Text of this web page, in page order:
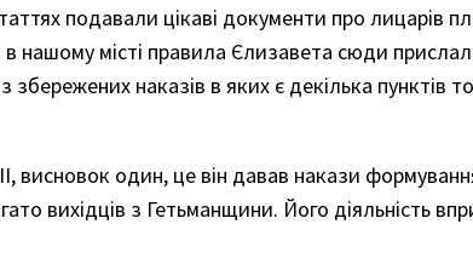
подавали цікаві документи про лицарів
місті правила Єлизавета сюди
збережених наказів в яких є декілька пунктів
висновок один, це він давав накази
вихідців з Гетьманщини. Його діяльність